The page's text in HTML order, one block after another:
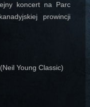
koncert na Parc
prowincji
Young Classic)